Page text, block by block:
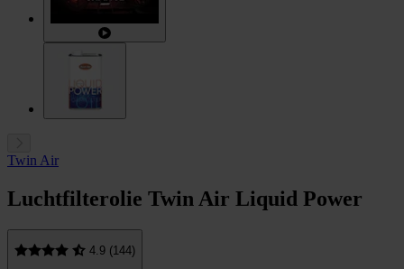
Twin Air
Luchtfilterolie Twin Air Liquid Power
4.9 (144)